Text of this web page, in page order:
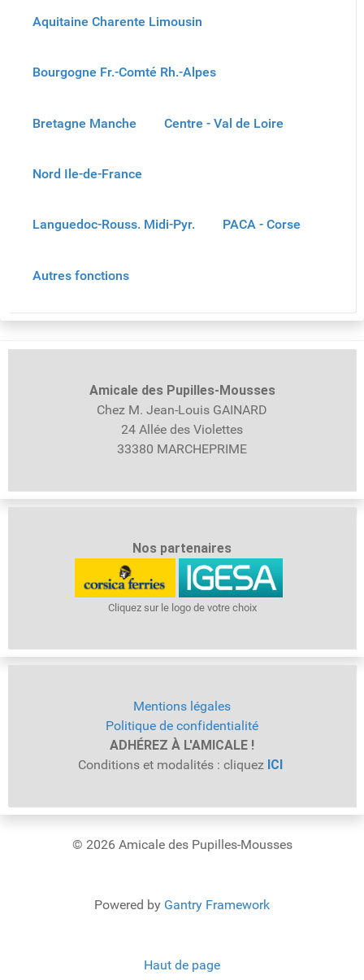
Aquitaine Charente Limousin
Bourgogne Fr.-Comté Rh.-Alpes
Bretagne Manche Centre - Val de Loire
Nord Ile-de-France
Languedoc-Rouss. Midi-Pyr. PACA - Corse
Autres fonctions
Amicale des Pupilles-Mousses
Chez M. Jean-Louis GAINARD
24 Allée des Violettes
33380 MARCHEPRIME
Nos partenaires
Cliquez sur le logo de votre choix
Mentions légales
Politique de confidentialité
ADHÉREZ À L'AMICALE !
Conditions et modalités : cliquez ICI
© 2026 Amicale des Pupilles-Mousses
Powered by Gantry Framework
Haut de page